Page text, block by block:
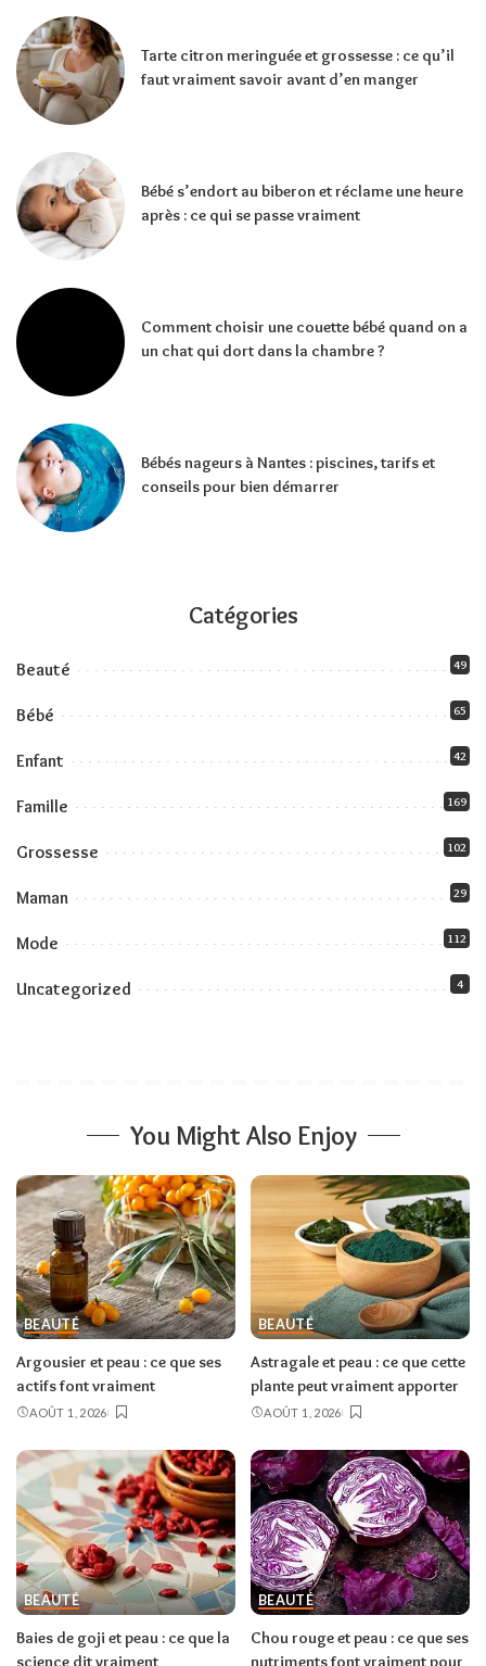
Tarte citron meringuée et grossesse : ce qu’il
faut vraiment savoir avant d’en manger
Bébé s’endort au biberon et réclame une heure
après : ce qui se passe vraiment
Comment choisir une couette bébé quand on a
un chat qui dort dans la chambre ?
Bébés nageurs à Nantes : piscines, tarifs et
conseils pour bien démarrer
Catégories
Beauté 49
Bébé 65
Enfant 42
Famille 169
Grossesse 102
Maman 29
Mode 112
Uncategorized 4
You Might Also Enjoy
BEAUTÉ
Argousier et peau : ce que ses
actifs font vraiment
AOÛT 1, 2026
BEAUTÉ
Astragale et peau : ce que cette
plante peut vraiment apporter
AOÛT 1, 2026
BEAUTÉ
Baies de goji et peau : ce que la
science dit vraiment
BEAUTÉ
Chou rouge et peau : ce que ses
nutriments font vraiment pour